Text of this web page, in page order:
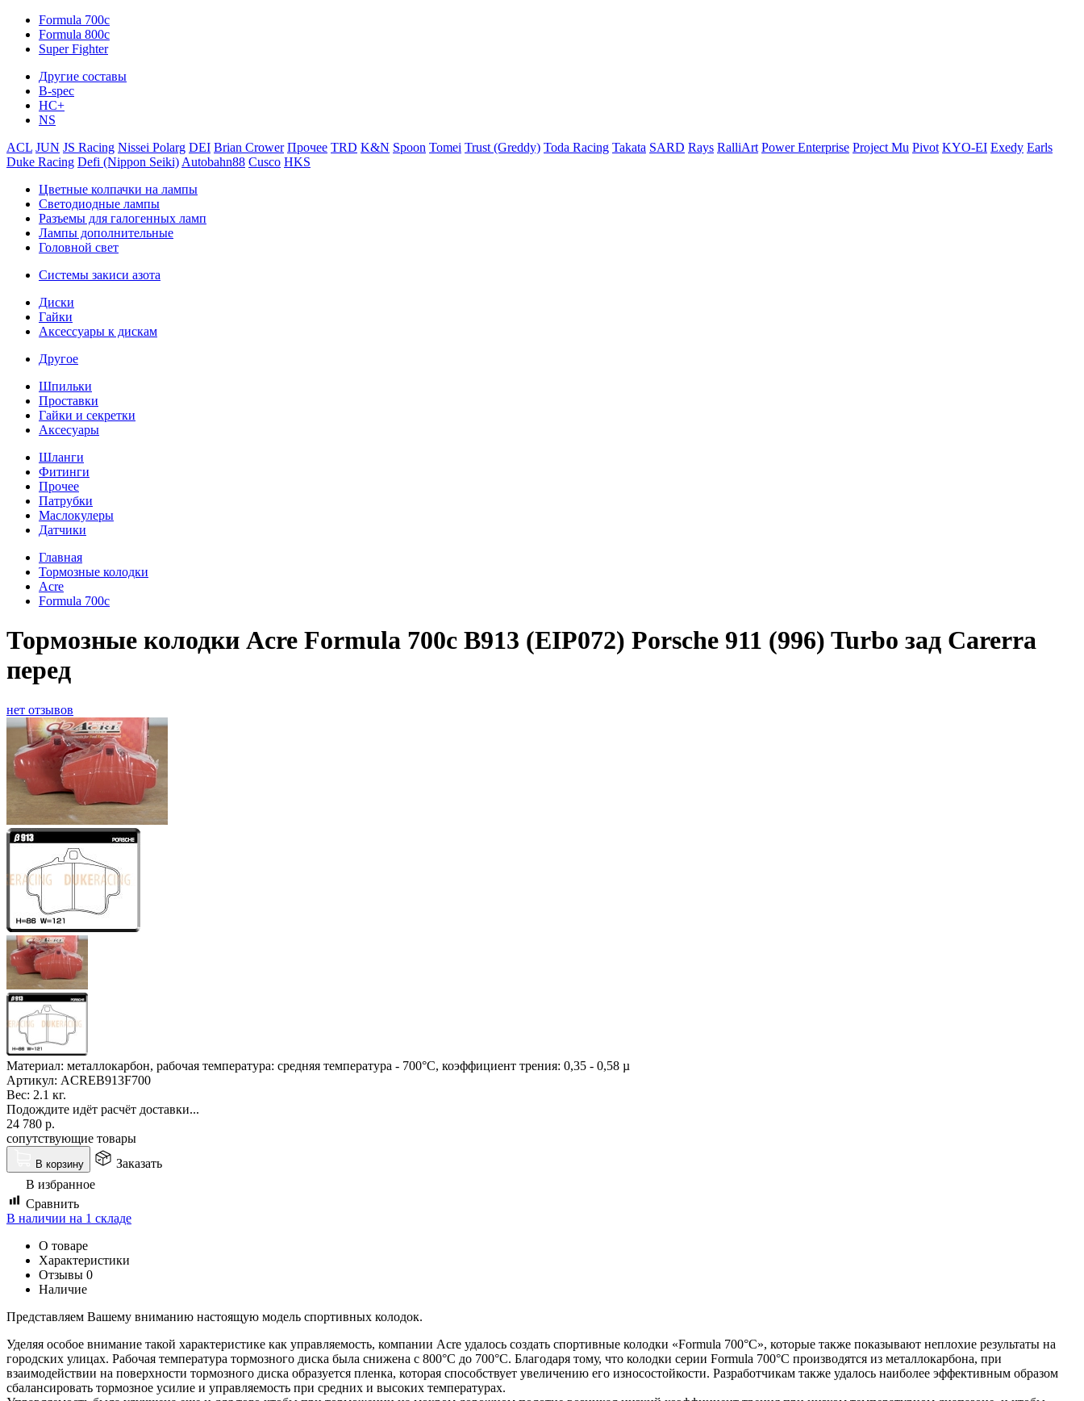
Formula 700c
Formula 800c
Super Fighter
Другие составы
B-spec
HC+
NS
ACL JUN JS Racing Nissei Polarg DEI Brian Crower Прочее TRD K&N Spoon Tomei Trust (Greddy) Toda Racing Takata SARD Rays RalliArt Power Enterprise Project Mu Pivot KYO-EI Exedy Earls
Duke Racing Defi (Nippon Seiki) Autobahn88 Cusco HKS
Цветные колпачки на лампы
Светодиодные лампы
Разъемы для галогенных ламп
Лампы дополнительные
Головной свет
Системы закиси азота
Диски
Гайки
Аксессуары к дискам
Другое
Шпильки
Проставки
Гайки и секретки
Аксесуары
Шланги
Фитинги
Прочее
Патрубки
Маслокулеры
Датчики
Главная
Тормозные колодки
Acre
Formula 700c
Тормозные колодки Acre Formula 700c B913 (EIP072) Porsche 911 (996) Turbo зад Carerra
перед
нет отзывов
Материал: металлокарбон, рабочая температура: средняя температура - 700°C, коэффициент трения: 0,35 - 0,58 µ
Артикул: ACREB913F700
Вес: 2.1 кг.
Подождите идёт расчёт доставки...
24 780 р.
сопутствующие товары
В корзину
Заказать
В избранное
Сравнить
В наличии на 1 складе
О товаре
Характеристики
Отзывы 0
Наличие
Представляем Вашему вниманию настоящую модель спортивных колодок.
Уделяя особое внимание такой характеристике как управляемость, компании Acre удалось создать спортивные колодки «Formula 700°C», которые также показывают неплохие результаты на
городских улицах. Рабочая температура тормозного диска была снижена с 800°C до 700°C. Благодаря тому, что колодки серии Formula 700°C производятся из металлокарбона, при
взаимодействии на поверхности тормозного диска образуется пленка, которая способствует увеличению его износостойкости. Разработчикам также удалось наиболее эффективным образом
сбалансировать тормозное усилие и управляемость при средних и высоких температурах.